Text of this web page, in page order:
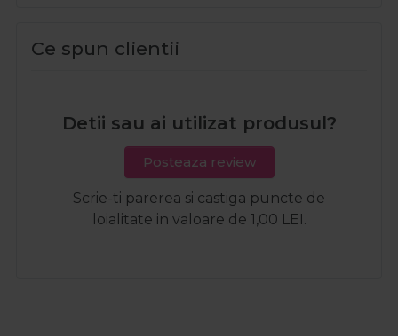
Ce spun clientii
Detii sau ai utilizat produsul?
Posteaza review
Scrie-ti parerea si castiga puncte de
loialitate in valoare de 1,00 LEI.